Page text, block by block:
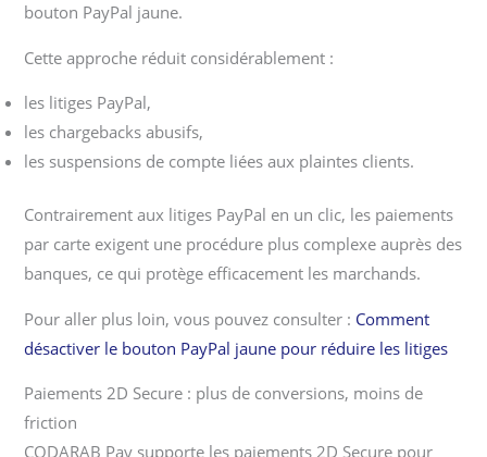
bouton PayPal jaune.
Cette approche réduit considérablement :
les litiges PayPal,
les chargebacks abusifs,
les suspensions de compte liées aux plaintes clients.
Contrairement aux litiges PayPal en un clic, les paiements
par carte exigent une procédure plus complexe auprès des
banques, ce qui protège efficacement les marchands.
Pour aller plus loin, vous pouvez consulter : Comment
désactiver le bouton PayPal jaune pour réduire les litiges
Paiements 2D Secure : plus de conversions, moins de
friction
CODARAB Pay supporte les paiements 2D Secure pour